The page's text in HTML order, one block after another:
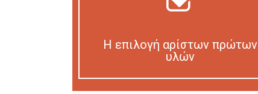
Η επιλογή αρίστων πρώτων
υλών